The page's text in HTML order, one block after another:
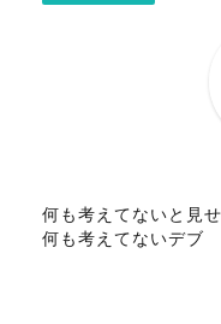
何も考えてないと見
何も考えてないデブ